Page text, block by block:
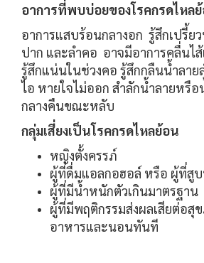
อาการที่พบบ่อยของโรคกรดไหล
อาการแสบร้อนกลางอก รู้สึกเปรี้ย
ปาก และลำคอ อาจมีอาการคลื่นไ
รู้สึกแน่นในช่วงคอ รู้สึกกลืนน้ำลาย
ไอ หายใจไม่ออก สำลักน้ำลายหรือ
กลางคืนขณะหลับ
กลุ่มเสี่ยงเป็นโรคกรดไหลย้อน
หญิงตั้งครรภ์
ผู้ที่ดื่มแอลกอฮอล์ หรือ ผู้ที่สู
ผู้ที่มีน้ำหนักตัวเกินมาตรฐาน
ผู้ที่มีพฤติกรรมส่งผลเสียต่อสุ
อาหารและนอนทันที